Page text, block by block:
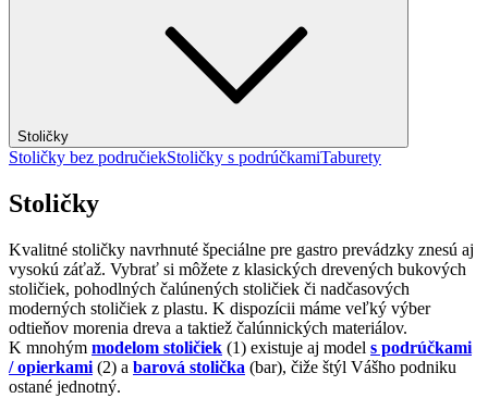
Stoličky
Stoličky bez područiekStoličky s podrúčkamiTaburety
Stoličky
Kvalitné stoličky navrhnuté špeciálne pre gastro prevádzky znesú aj
vysokú záťaž. Vybrať si môžete z klasických drevených bukových
stoličiek, pohodlných čalúnených stoličiek či nadčasových
moderných stoličiek z plastu. K dispozícii máme veľký výber
odtieňov morenia dreva a taktiež čalúnnických materiálov.
K mnohým modelom stoličiek (1) existuje aj model s podrúčkami
/ opierkami (2) a barová stolička (bar), čiže štýl Vášho podniku
ostané jednotný.